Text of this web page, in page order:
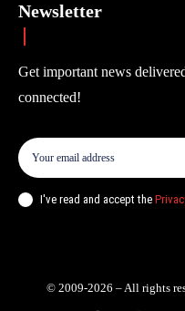
Newsletter
Get important news
connected!
I've read and accept the
© 2009-2026 – All rights